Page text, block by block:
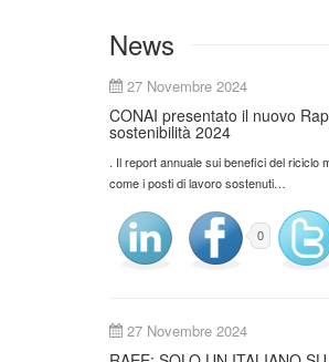
News
27 Novembre 2024
CONAI presentato il nuovo
sostenibilità 2024
. Il report annuale sui benefici del riciclo
come i posti di lavoro sostenuti…
0
27 Novembre 2024